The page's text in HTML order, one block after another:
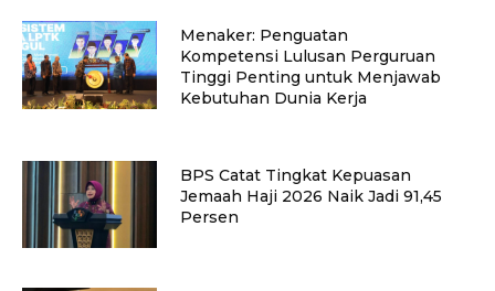
Menaker: Penguatan
Kompetensi Lulusan Perguruan
Tinggi Penting untuk Menjawab
Kebutuhan Dunia Kerja
BPS Catat Tingkat Kepuasan
Jemaah Haji 2026 Naik Jadi 91,45
Persen